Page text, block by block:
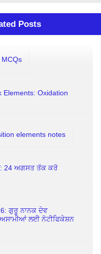
Posts
Elements: Oxidation
elements notes
24 ਅਗਸਤ ਤੱਕ ਕਰੋ
ਗੁਰੂ ਨਾਨਕ ਦੇਵ
ਲਈ ਨੋਟੀਫਿਕੇਸ਼ਨ